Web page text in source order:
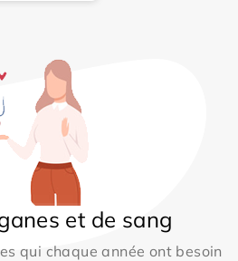
et de sang
qui chaque année ont besoin